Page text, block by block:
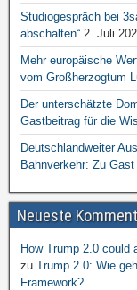
Studiogespräch bei
abschalten“ 2. Juli
Mehr europäische
vom Großherzogtum
Der unterschätzte
Gastbeitrag für die
Deutschlandweiter
Bahnverkehr: Zu
Neueste
How Trump 2.0
zu Trump 2.0: Wie
Framework?